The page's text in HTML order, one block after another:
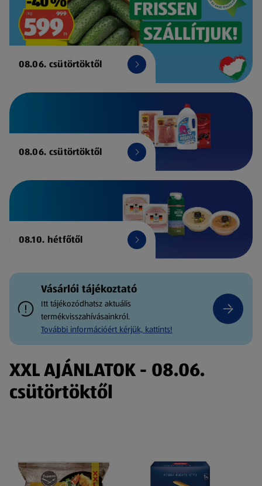
08.06. csütörtöktől
08.06. csütörtöktől
08.10. hétfőtől
Vásárlói tájékoztató
Itt tájékozódhatsz aktuális
termékvisszahívásainkról.
További információért kérjük, kattints!
XXL AJÁNLATOK - 08.06.
csütörtöktől